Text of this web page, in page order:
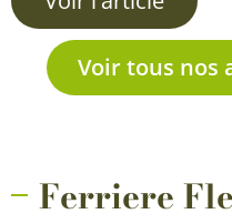
Voir tous nos
Ferriere